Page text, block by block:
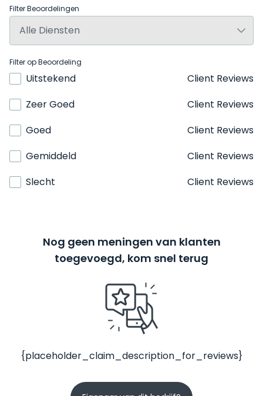
Filter Beoordelingen
Filter op Beoordeling
Uitstekend
Client Reviews
Zeer Goed
Client Reviews
Goed
Client Reviews
Gemiddeld
Client Reviews
Slecht
Client Reviews
Nog geen meningen van klanten
toegevoegd, kom snel terug
{placeholder_claim_description_for_reviews}